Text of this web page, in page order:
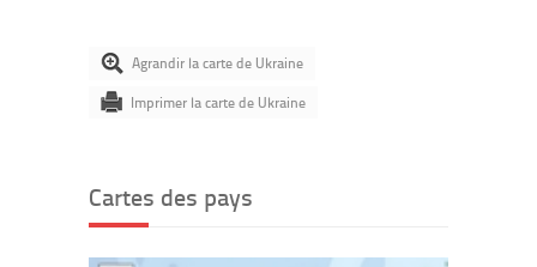
Agrandir la carte de Ukraine
Imprimer la carte de Ukraine
Cartes des pays